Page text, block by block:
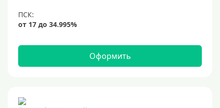
Оформить